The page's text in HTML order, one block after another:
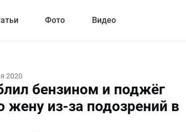
Фото Видео
2020
бензином и поджёг
жену из-за подозрений в